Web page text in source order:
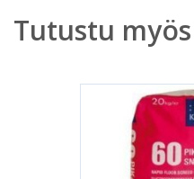
Tutustu myös